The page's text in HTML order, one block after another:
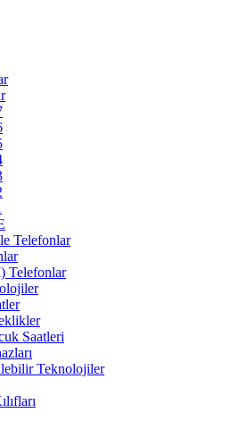
Telefonlar
Telefonlar
Saatleri
Teknolojiler